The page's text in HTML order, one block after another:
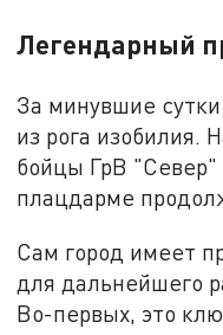
Легендарный
За минувшие
из рога изобилия.
бойцы ГрВ
плацдарме
Сам город имеет
для дальнейшего
Во-первых, это